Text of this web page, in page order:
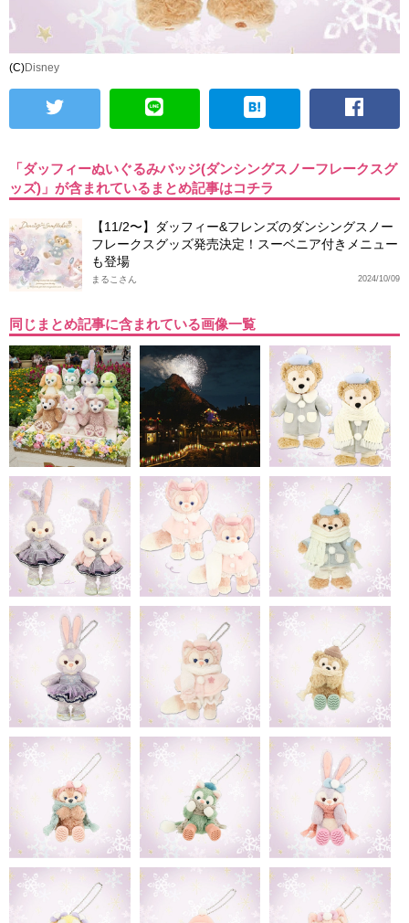
(C)Disney
「ダッフィーぬいぐるみバッジ(ダンシングスノーフレークスグ
ッズ)」が含まれているまとめ記事はコチラ
【11/2〜】ダッフィー&フレンズのダンシングスノー
フレークスグッズ発売決定！スーベニア付きメニュー
も登場
2024/10/09
まるこさん
同じまとめ記事に含まれている画像一覧